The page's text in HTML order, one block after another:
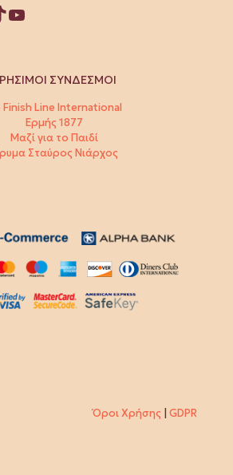
YouTube
ΣΥΝΔΕΣΜΟΙ
Finish Line International
Ερμής 1877
Μαζί για το Παιδί
Σταύρος Νιάρχος
Όροι Χρήσης GDPR